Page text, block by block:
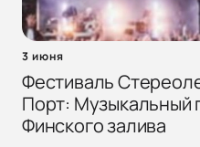
3 июня
Фестиваль
Порт: Музыкальный
Финского залива